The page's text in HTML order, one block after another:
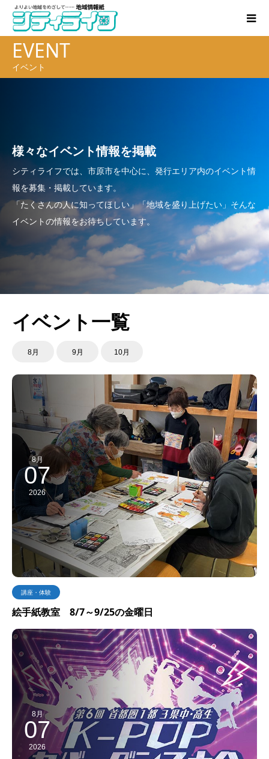
EVENT
イベント
様々なイベント情報を掲載
シティライフでは、市原市を中心に、発行エリア内のイベント情
報を募集・掲載しています。
「たくさんの人に知ってほしい」「地域を盛り上げたい」そんな
イベントの情報をお待ちしています。
イベント一覧
8月 9月 10月
8月
07
2026
講座・体験
絵手紙教室 8/7～9/25の金曜日
8月
07
2026